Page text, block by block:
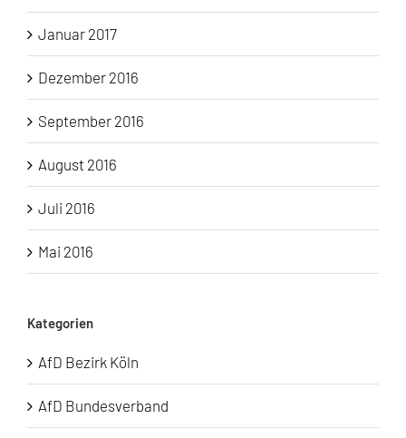
Januar 2017
Dezember 2016
September 2016
August 2016
Juli 2016
Mai 2016
Kategorien
AfD Bezirk Köln
AfD Bundesverband